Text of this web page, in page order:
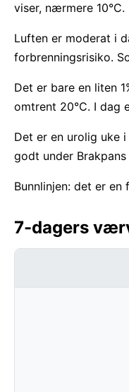
viser, nærmere 10°C.
Luften er moderat i
forbrenningsrisiko.
Det er bare en liten
omtrent 20°C. I dag
Det er en urolig uke
godt under
Bunnlinjen: det er
7-dagers